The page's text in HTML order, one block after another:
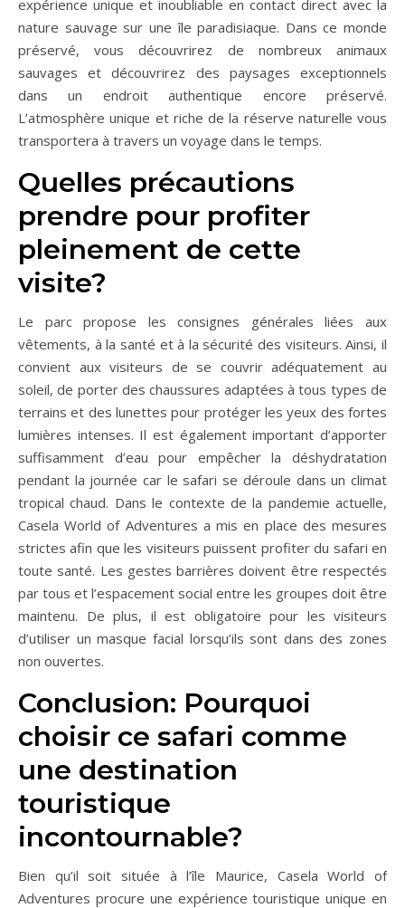
expérience unique et inoubliable en contact direct avec la
nature sauvage sur une île paradisiaque. Dans ce monde
préservé, vous découvrirez de nombreux animaux
sauvages et découvrirez des paysages exceptionnels
dans un endroit authentique encore préservé.
L’atmosphère unique et riche de la réserve naturelle vous
transportera à travers un voyage dans le temps.
Quelles précautions
prendre pour profiter
pleinement de cette
visite?
Le parc propose les consignes générales liées aux
vêtements, à la santé et à la sécurité des visiteurs. Ainsi, il
convient aux visiteurs de se couvrir adéquatement au
soleil, de porter des chaussures adaptées à tous types de
terrains et des lunettes pour protéger les yeux des fortes
lumières intenses. Il est également important d’apporter
suffisamment d’eau pour empêcher la déshydratation
pendant la journée car le safari se déroule dans un climat
tropical chaud. Dans le contexte de la pandemie actuelle,
Casela World of Adventures a mis en place des mesures
strictes afin que les visiteurs puissent profiter du safari en
toute santé. Les gestes barrières doivent être respectés
par tous et l’espacement social entre les groupes doit être
maintenu. De plus, il est obligatoire pour les visiteurs
d’utiliser un masque facial lorsqu’ils sont dans des zones
non ouvertes.
Conclusion: Pourquoi
choisir ce safari comme
une destination
touristique
incontournable?
Bien qu’il soit située à l’île Maurice, Casela World of
Adventures procure une expérience touristique unique en